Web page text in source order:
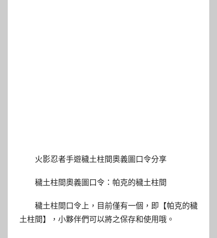
火影忍者手遊穢土柱間奧義圖口令分享
穢土柱間奧義圖口令：帕克的穢土柱間
穢土柱間口令上，目前僅有一個，即【帕克的穢
土柱間】，小夥伴們可以將之保存和使用哦。